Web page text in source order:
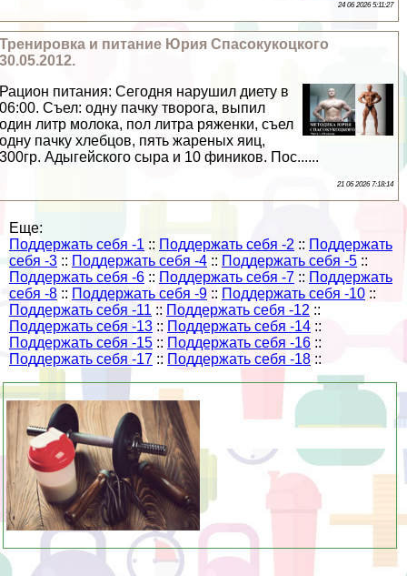
24 06 2026 5:11:27
Тренировка и питание Юрия Спасокукоцкого
30.05.2012.
Рацион питания: Сегодня нарушил диету в
06:00. Съел: одну пачку творога, выпил
один литр молока, пол литра ряженки, съел
одну пачку хлебцов, пять жареных яиц,
300гр. Адыгeйского сыра и 10 фиников. Пос......
21 06 2026 7:18:14
Еще:
Поддержать себя -1 :: Поддержать себя -2 :: Поддержать
себя -3 :: Поддержать себя -4 :: Поддержать себя -5 ::
Поддержать себя -6 :: Поддержать себя -7 :: Поддержать
себя -8 :: Поддержать себя -9 :: Поддержать себя -10 ::
Поддержать себя -11 :: Поддержать себя -12 ::
Поддержать себя -13 :: Поддержать себя -14 ::
Поддержать себя -15 :: Поддержать себя -16 ::
Поддержать себя -17 :: Поддержать себя -18 ::